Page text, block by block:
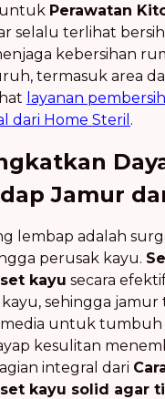
Perawatan
selalu terlihat
kebersihan
termasuk area
layanan
dari Home Steril .
Jamur
lembap adalah
perusak kayu.
kayu secara
sehingga jamur
untuk tumbuh
kesulitan
integral dari
kayu solid agar